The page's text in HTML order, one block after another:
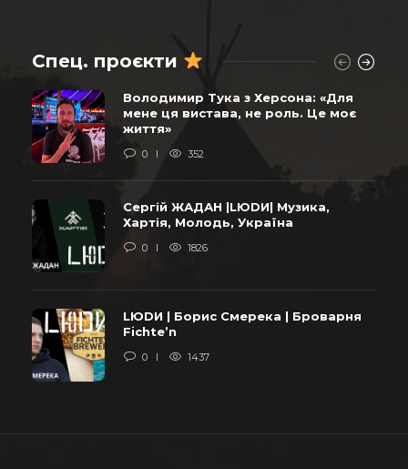
Спец. проєкти
Володимир Тука з Херсона: «Для
мене ця вистава, не роль. Це моє
життя»
0 352
Сергій ЖАДАН |LЮDИ| Музика,
Хартія, Молодь, Україна
0 1826
LЮDИ | Борис Смерека | Броварня
Fichte’n
0 1437